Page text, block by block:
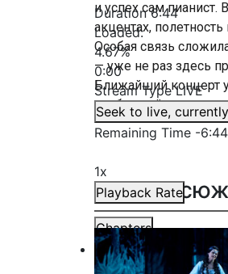
Duration6:44
Loaded:
4.67%
0:00
Stream TypeLIVE
Seek to live,
Remaining Time -6:44
1x
Playback Rate
Chapters
Chapters
и успех сам пианист.
акцентах,
Особая связь
— уже не раз здесь
Ближайший концерт
особенный и
Другие